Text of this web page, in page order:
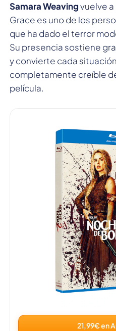
Samara Weavingvuelve
Grace es uno de los
que ha dado el terror
Su presencia sostiene
y convierte cada
completamente creíble
película.
21,99€ en